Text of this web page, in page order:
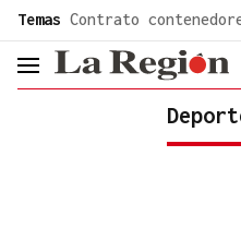
Temas Contrato
header.menu.open